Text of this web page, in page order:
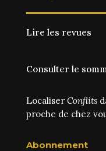
Lire les revues
Consulter le
Localiser Conflits
proche de chez
Abonnement